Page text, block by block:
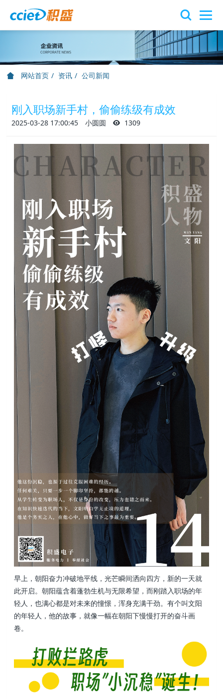
网站首页 资讯 公司新闻
刚入职场新手村，偷偷练级有成效
2025-03-28 17:00:45 小圆圆 1309
早上，朝阳奋力冲破地平线，光芒瞬间洒向四方，新的一天就
此开启。朝阳蕴含着蓬勃生机与无限希望，而刚踏入职场的年
轻人，也满心都是对未来的憧憬，浑身充满干劲。有个叫文阳
的年轻人，他的故事，就像一幅在朝阳下慢慢打开的奋斗画
卷。